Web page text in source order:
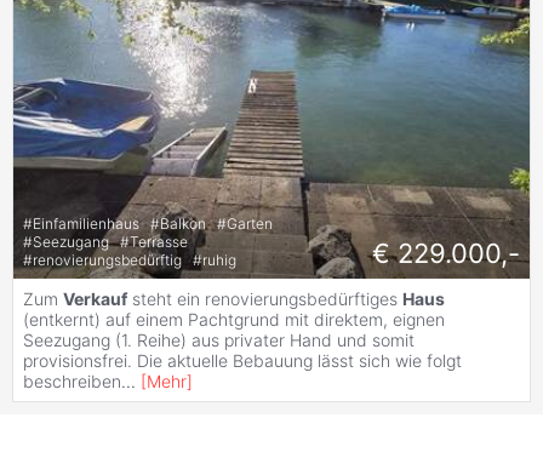
#Einfamilienhaus #Balkon #Garten
#Seezugang #Terrasse
#renovierungsbedürftig #ruhig € 229.000,-
Zum Verkauf steht ein renovierungsbedürftiges Haus
(entkernt) auf einem Pachtgrund mit direktem, eignen
Seezugang (1. Reihe) aus privater Hand und somit
provisionsfrei. Die aktuelle Bebauung lässt sich wie folgt
beschreiben... [Mehr]